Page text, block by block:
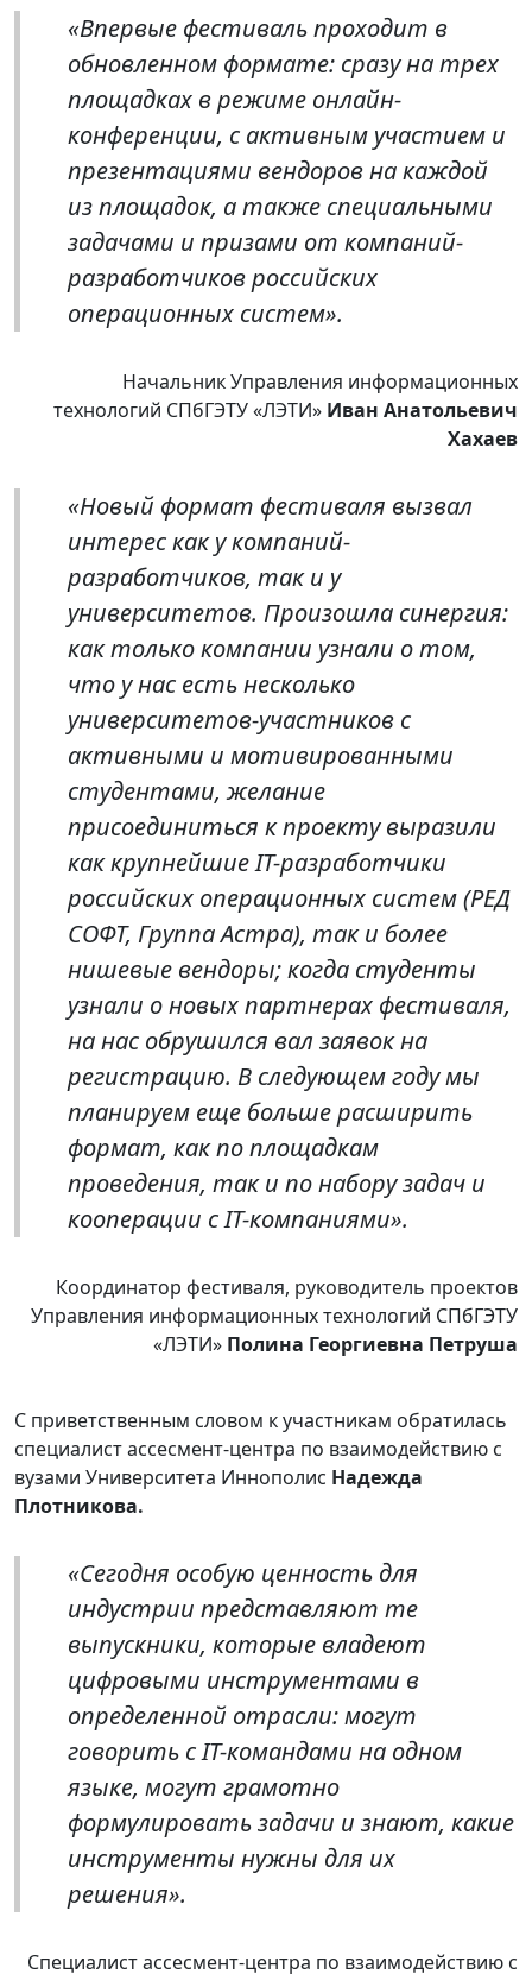
«Впервые фестиваль проходит в
обновленном формате: сразу на трех
площадках в режиме онлайн-
конференции, с активным участием и
презентациями вендоров на каждой
из площадок, а также специальными
задачами и призами от компаний-
разработчиков российских
операционных систем».
Начальник Управления информационных
технологий СПбГЭТУ «ЛЭТИ» Иван Анатольевич
Хахаев
«Новый формат фестиваля вызвал
интерес как у компаний-
разработчиков, так и у
университетов. Произошла синергия:
как только компании узнали о том,
что у нас есть несколько
университетов-участников с
активными и мотивированными
студентами, желание
присоединиться к проекту выразили
как крупнейшие IT-разработчики
российских операционных систем (РЕД
СОФТ, Группа Астра), так и более
нишевые вендоры; когда студенты
узнали о новых партнерах фестиваля,
на нас обрушился вал заявок на
регистрацию. В следующем году мы
планируем еще больше расширить
формат, как по площадкам
проведения, так и по набору задач и
кооперации с IT-компаниями».
Координатор фестиваля, руководитель проектов
Управления информационных технологий СПбГЭТУ
«ЛЭТИ» Полина Георгиевна Петруша
С приветственным словом к участникам обратилась
специалист ассесмент-центра по взаимодействию с
вузами Университета Иннополис Надежда
Плотникова.
«Сегодня особую ценность для
индустрии представляют те
выпускники, которые владеют
цифровыми инструментами в
определенной отрасли: могут
говорить с IT-командами на одном
языке, могут грамотно
формулировать задачи и знают, какие
инструменты нужны для их
решения».
Специалист ассесмент-центра по взаимодействию с